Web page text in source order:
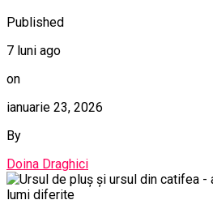
Published
7 luni ago
on
ianuarie 23, 2026
By
Doina Draghici